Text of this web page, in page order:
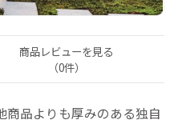
商品レビューを見る
（0件）
商品よりも厚みのある独自